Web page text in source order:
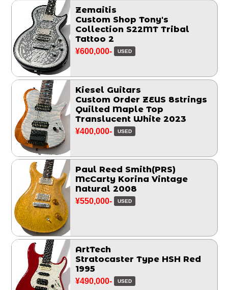
Zemaitis
Custom Shop Tony's
Collection S22MT Tribal
Tattoo 2
¥600,000- USED
Kiesel Guitars
Custom Order ZEUS 8strings
Quilted Maple Top
Translucent White 2023
¥400,000- USED
Paul Reed Smith(PRS)
McCarty Korina Vintage
Natural 2008
¥550,000- USED
ArtTech
Stratocaster Type HSH Red
1995
¥490,000- USED